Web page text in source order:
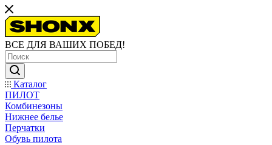
ВСЕ ДЛЯ ВАШИХ ПОБЕД!
Каталог
ПИЛОТ
Комбинезоны
Нижнее белье
Перчатки
Обувь пилота